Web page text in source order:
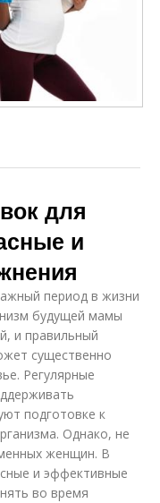
для
и
период в жизни
будущей мамы
и правильный
существенно
Регулярные
подготовке к
Однако, не
женщин. В
и эффективные
во время